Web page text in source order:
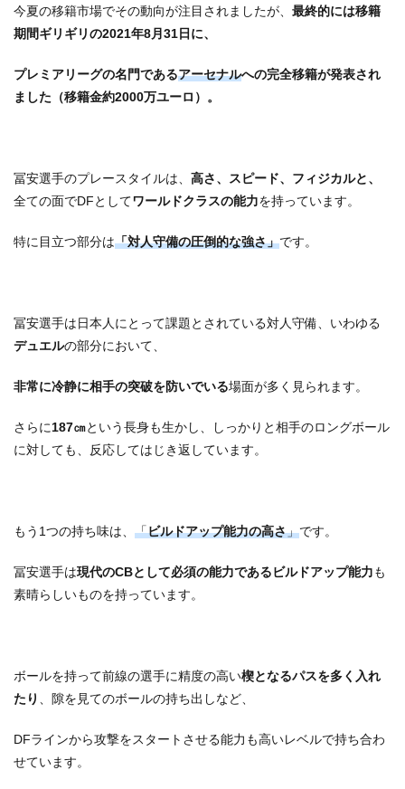
今夏の移籍市場でその動向が注目されましたが、 最終的には移籍
期間ギリギリの2021年8月31日に、
プレミアリーグの名門であるアーセナルへの完全移籍が発表され
ました（移籍金約2000万ユーロ）。
冨安選手のプレースタイルは、 高さ、スピード、フィジカルと、
全ての面でDFとしてワールドクラスの能力を持っています。
特に目立つ部分は「対人守備の圧倒的な強さ」です。
冨安選手は日本人にとって課題とされている対人守備、いわゆる
デュエルの部分において、
非常に冷静に相手の突破を防いでいる場面が多く見られます。
さらに187㎝という長身も生かし、しっかりと相手のロングボール
に対しても、反応してはじき返しています。
もう1つの持ち味は、 「ビルドアップ能力の高さ」です。
冨安選手は現代のCBとして必須の能力であるビルドアップ能力も
素晴らしいものを持っています。
ボールを持って前線の選手に精度の高い楔となるパスを多く入れ
たり
、隙を見てのボールの持ち出しなど、
DFラインから攻撃をスタートさせる能力も高いレベルで持ち合わ
せています。